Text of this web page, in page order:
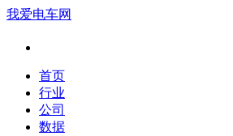
我爱电车网
首页
行业
公司
数据